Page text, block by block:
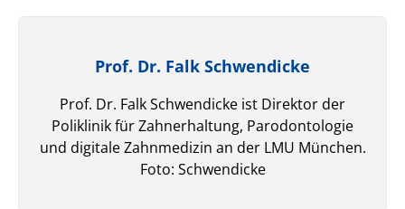
Prof. Dr. Falk Schwendicke
Prof. Dr. Falk Schwendicke ist Direktor der
Poliklinik für Zahnerhaltung, Parodontologie
und digitale Zahnmedizin an der LMU München.
Foto: Schwendicke